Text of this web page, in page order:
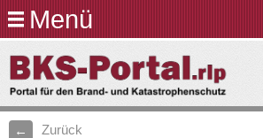
zum
Inhalt
BKS-
Portal.rlp
Zurück
Menü